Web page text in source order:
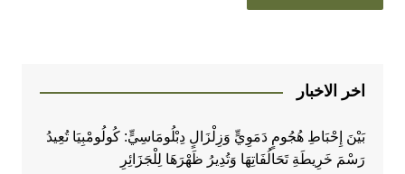
اخر الاخبار
بَيْنَ إِحْبَاطِ هُجُومٍ دَمَوِيٍّ وَزِلْزَالٍ دِبْلُومَاسِيٍّ: كُولُومْبِيَا تُعِيدُ
رَسْمَ خَرِيطَةِ تَحَالُفَاتِهَا وَتُدِيرُ ظَهْرَهَا لِلْجَزَائِرِ